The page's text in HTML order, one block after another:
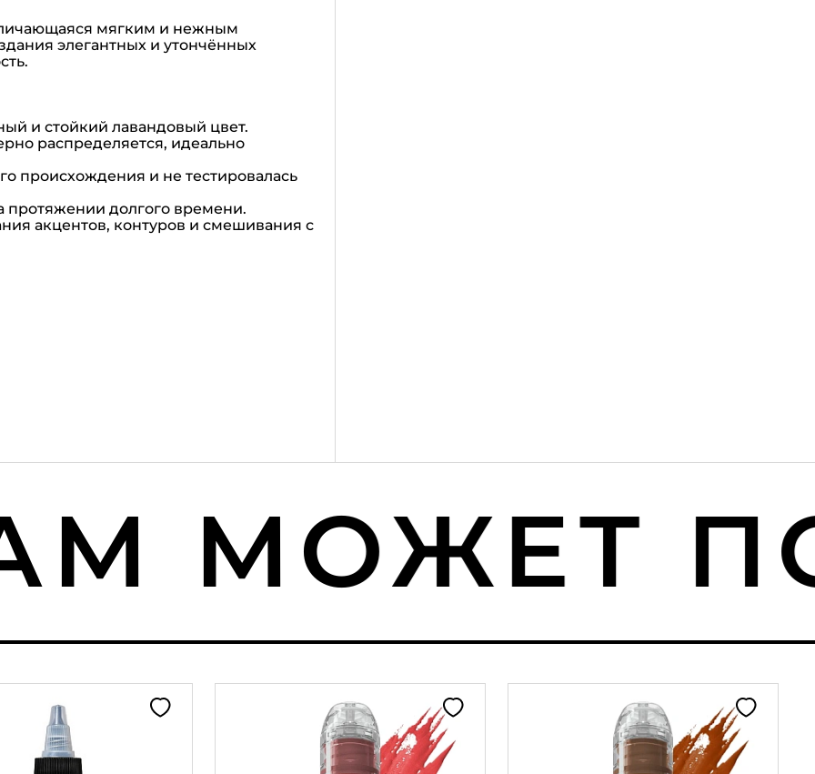
мягким и нежным
элегантных и утончённых
и стойкий лавандовый цвет.
распределяется, идеально
происхождения и не тестировалась
протяжении долгого времени.
акцентов, контуров и смешивания с
МОЖЕТ